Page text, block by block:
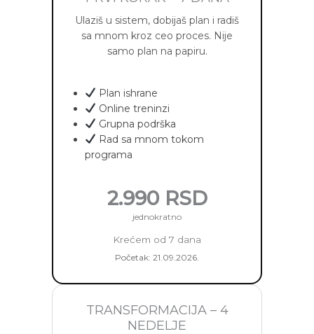
Ulaziš u sistem, dobijaš plan i radiš
sa mnom kroz ceo proces. Nije
samo plan na papiru.
Plan ishrane
Online treninzi
Grupna podrška
Rad sa mnom tokom
programa
2.990 RSD
jednokratno
Krećem od 7 dana
Početak: 21.09.2026.
TRANSFORMACIJA – 4
NEDELJE